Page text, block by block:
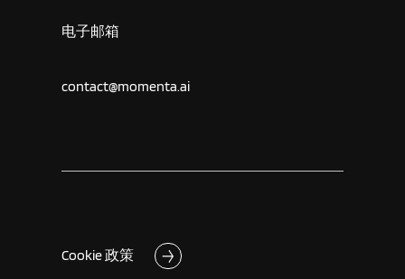
电子邮箱
contact@momenta.ai
Cookie 政策